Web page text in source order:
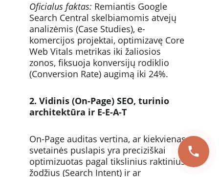
Oficialus faktas: Remiantis Google
Search Central skelbiamomis atvejų
analizėmis (Case Studies), e-
komercijos projektai, optimizavę Core
Web Vitals metrikas iki žaliosios
zonos, fiksuoja konversijų rodiklio
(Conversion Rate) augimą iki 24%.
2. Vidinis (On-Page) SEO, turinio
architektūra ir E-E-A-T
On-Page auditas vertina, ar kiekvienas
svetainės puslapis yra preciziškai
optimizuotas pagal tikslinius raktinius
žodžius (Search Intent) ir ar